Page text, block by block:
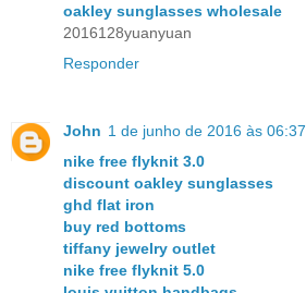
oakley sunglasses wholesale
2016128yuanyuan
Responder
John 1 de junho de 2016 às 06:37
nike free flyknit 3.0
discount oakley sunglasses
ghd flat iron
buy red bottoms
tiffany jewelry outlet
nike free flyknit 5.0